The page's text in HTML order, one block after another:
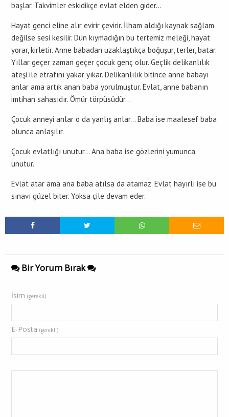
başlar. Takvimler eskidikçe evlat elden gider…
Hayat genci eline alır evirir çevirir. İlham aldığı kaynak sağlam
değilse sesi kesilir. Dün kıymadığın bu tertemiz meleği, hayat
yorar, kirletir. Anne babadan uzaklaştıkça boğuşur, terler, batar.
Yıllar geçer zaman geçer çocuk genç olur. Geçlik delikanlılık
ateşi ile etrafını yakar yıkar. Delikanlılık bitince anne babayı
anlar ama artık anan baba yorulmuştur. Evlat, anne babanın
imtihan sahasıdır. Ömür törpüsüdür…
Çocuk anneyi anlar o da yanlış anlar… Baba ise maalesef baba
olunca anlaşılır.
Çocuk evlatlığı unutur… Ana baba ise gözlerini yumunca
unutur.
Evlat atar ama ana baba atılsa da atamaz. Evlat hayırlı ise bu
sınavı güzel biter. Yoksa çile devam eder.
Bir Yorum Bırak
İsim (gerekli)
E-Posta (gerekli)